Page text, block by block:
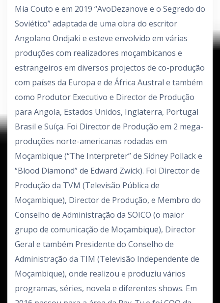
Mia Couto e em 2019 “AvoDezanove e o Segredo do
Soviético” adaptada de uma obra do escritor
Angolano Ondjaki e esteve envolvido em várias
produções com realizadores moçambicanos e
estrangeiros em diversos projectos de co-produção
com países da Europa e de África Austral e também
como Produtor Executivo e Director de Produção
para Angola, Estados Unidos, Inglaterra, Portugal
Brasil e Suíça. Foi Director de Produção em 2 mega-
produções norte-americanas rodadas em
Moçambique (“The Interpreter” de Sidney Pollack e
“Blood Diamond” de Edward Zwick). Foi Director de
Produção da TVM (Televisão Pública de
Moçambique), Director de Produção, e Membro do
Conselho de Administração da SOICO (o maior
grupo de comunicação de Moçambique), Director
Geral e também Presidente do Conselho de
Administração da TIM (Televisão Independente de
Moçambique), onde realizou e produziu vários
programas, séries, novela e diferentes shows. Em